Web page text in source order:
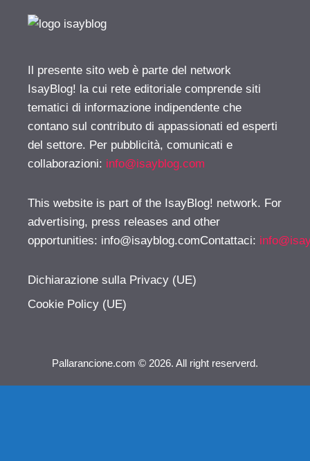
Il presente sito web è parte del network
IsayBlog! la cui rete editoriale comprende siti
tematici di informazione indipendente che
contano sul contributo di appassionati ed esperti
del settore. Per pubblicità, comunicati e
collaborazioni: info@isayblog.com
This website is part of the IsayBlog! network. For
advertising, press releases and other
opportunities: info@isayblog.comContattaci:
Dichiarazione sulla Privacy (UE)
Cookie Policy (UE)
Pallarancione.com © 2026. All right reserverd.